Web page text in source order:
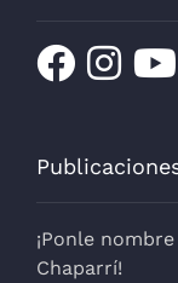
¡Ponle
Chaparrí!